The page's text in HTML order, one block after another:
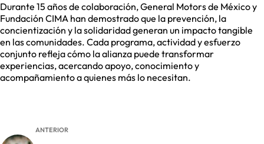
Durante 15 años de colaboración, General Motors de México y
Fundación CIMA han demostrado que la prevención, la
concientización y la solidaridad generan un impacto tangible
en las comunidades. Cada programa, actividad y esfuerzo
conjunto refleja cómo la alianza puede transformar
experiencias, acercando apoyo, conocimiento y
acompañamiento a quienes más lo necesitan.
ANTERIOR